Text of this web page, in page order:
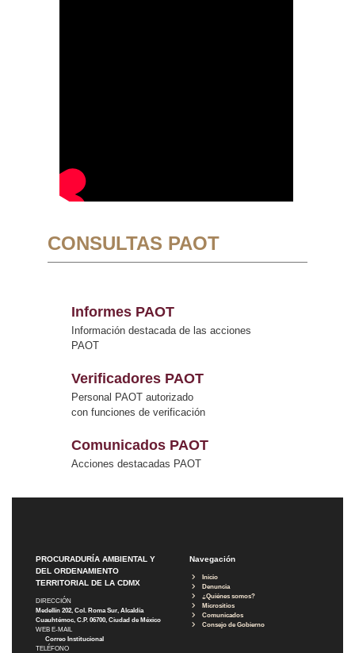
CONSULTAS PAOT
Informes PAOT
Información destacada de las acciones
PAOT
Verificadores PAOT
Personal PAOT autorizado
con funciones de verificación
Comunicados PAOT
Acciones destacadas PAOT
PROCURADURÍA AMBIENTAL Y
DEL ORDENAMIENTO
TERRITORIAL DE LA CDMX
DIRECCIÓN
Medellín 202, Col. Roma Sur, Alcaldía
Cuauhtémoc, C.P. 06700, Ciudad de México
WEB E-MAIL
Correo Institucional
TELÉFONO
Navegación
Inicio
Denuncia
¿Quiénes somos?
Micrositios
Comunicados
Consejo de Gobierno